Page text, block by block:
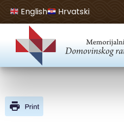
Open toolbar
English Hrvatski